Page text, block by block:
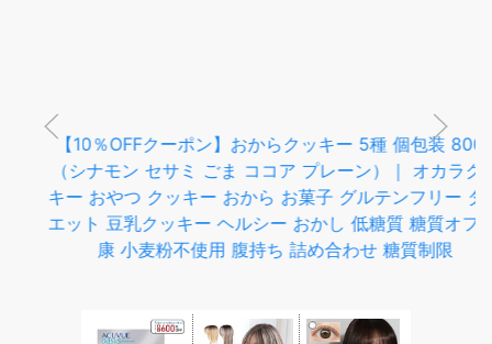
エット 豆乳クッキー ヘルシー おかし 低糖質 糖質オフ 健
康 小麦粉不使用 腹持ち 詰め合わせ 糖質制限